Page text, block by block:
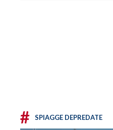
# SPIAGGE DEPREDATE